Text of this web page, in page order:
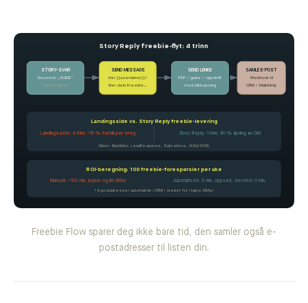
Story Reply freebie-flyt: 4 trinn
STORY-SVAR
Keyword: „GUIDE“
Kun Instagram
SEND MESSAGE
Hei {{username}}!
Hier dein Freebie…
SEND LENKE
PDF / guide / oppskrift
med klikksporing
SAMLE E-POST
Webhook til
CRM / Mailchimp
Landingsside vs. Story Reply freebie-levering
Landingsside: 4 trinn, ~15 % frafall per steg Story Reply: 1 trinn, 90 % åpning av DM
Kilder: Backlinko, LeadResponse, Salesforce, 2024/2025
ROI-beregning: 100 freebie-forespørsler per uke
Manuelt: ~100 min. kopier og lim DMer Automatisert: 5 min. oppsett, deretter 0 min.
+ E-postadresser automatisk i CRM i stedet for i tapte DMer
Freebie Flow sparer deg ikke bare tid, den samler også e-
postadresser til listen din.